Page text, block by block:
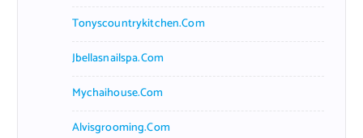
Tonyscountrykitchen.com
Jbellasnailspa.com
Mychaihouse.com
Alvisgrooming.com